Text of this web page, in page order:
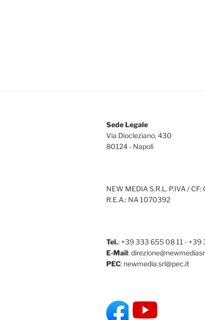
Sede Legale
Via Diocleziano, 430
80124 - Napoli
NEW MEDIA S.R.L. P.IVA /
R.E.A.: NA 1070392
Tel.: +39 333 655 08 11 - +39
E-Mail:
PEC: newmedia.srl@pec.it